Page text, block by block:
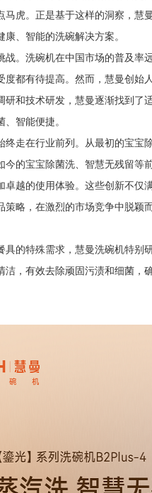
马虎。正是基于这样的洞察，慧
、智能的洗碗解决方案。
。洗碗机在中国市场的普及率
度都有待提高。然而，慧曼创始
研和技术研发，慧曼逐渐找到了
智能便捷。
走在行业前列。从最初的宝宝
今的宝宝除菌洗、智慧无残留等
卓越的使用体验。这些创新不仅
策略，在激烈的市场竞争中脱颖
的特殊需求，慧曼洗碗机特别
洁，有效去除顽固污渍和细菌，